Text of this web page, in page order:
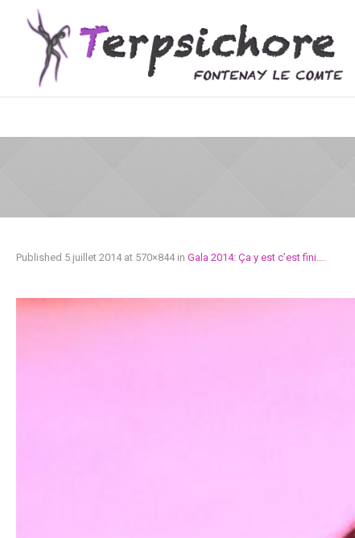
Published 5 juillet 2014at 570×844 in Gala 2014: Ça y est c’est fini….